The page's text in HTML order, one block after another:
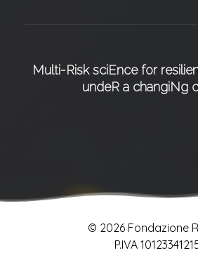
Multi-Risk sciEnce for
undeR a changiNg
© 2026 Fondazione
P.IVA